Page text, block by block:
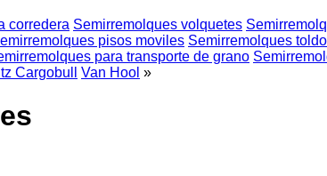
corredera Semirremolques volquetes
pisos moviles Semirremolques
para transporte de grano
Cargobull Van Hool »